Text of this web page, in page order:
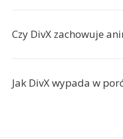
Czy DivX zachowuje
Jak DivX wypada w